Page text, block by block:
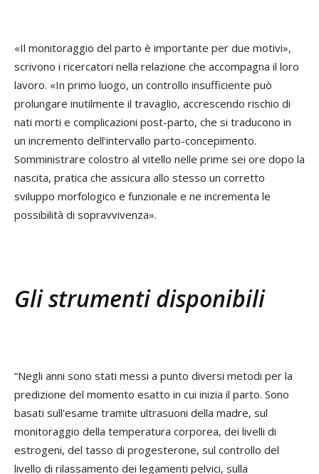
«Il monitoraggio del parto è importante per due motivi»,
scrivono i ricercatori nella relazione che accompagna il loro
lavoro. «In primo luogo, un controllo insufficiente può
prolungare inutilmente il travaglio, accrescendo rischio di
nati morti e complicazioni post-parto, che si traducono in
un incremento dell'intervallo parto-concepimento.
Somministrare colostro al vitello nelle prime sei ore dopo la
nascita, pratica che assicura allo stesso un corretto
sviluppo morfologico e funzionale e ne incrementa le
possibilità di sopravvivenza».
Gli strumenti disponibili
“Negli anni sono stati messi a punto diversi metodi per la
predizione del momento esatto in cui inizia il parto. Sono
basati sull'esame tramite ultrasuoni della madre, sul
monitoraggio della temperatura corporea, dei livelli di
estrogeni, del tasso di progesterone, sul controllo del
livello di rilassamento dei legamenti pelvici, sulla